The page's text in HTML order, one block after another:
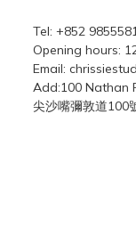
Tel: +852
Opening hours:
Email:
Add:100 Nathan
尖沙嘴彌敦道100